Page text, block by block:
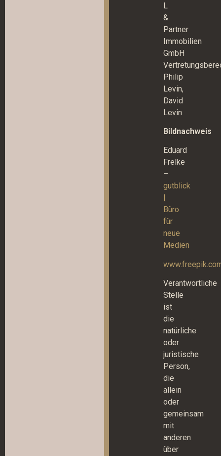
L
&
Partner
Immobilien
GmbH
Philip
Levin,
David
Levin
Bildnachweis
Eduard
Frelke
–
gutblick
Büro
für
neue
Medien
Verantwortliche
Stelle
ist
die
natürliche
oder
juristische
Person,
die
allein
oder
gemeinsam
mit
anderen
über